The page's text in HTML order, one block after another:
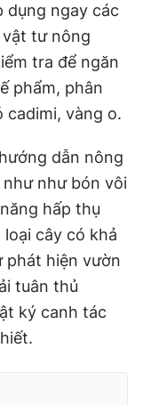
dụng ngay các
tư nông
tra để ngăn
phẩm, phân
vàng o.
dẫn nông
như bón vôi
hấp thụ
cây có khả
phát hiện vườn
tuân thủ
ký canh tác